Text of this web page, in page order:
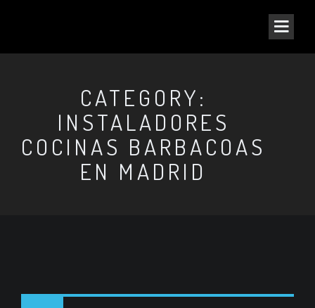
CATEGORY:
INSTALADORES
COCINAS BARBACOAS
EN MADRID